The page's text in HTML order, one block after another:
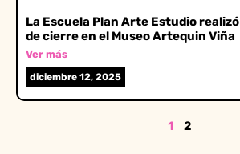
La Escuela Plan Arte Estudio
de cierre en el Museo Artequin Viña
Ver más
diciembre 12, 2025
1 2